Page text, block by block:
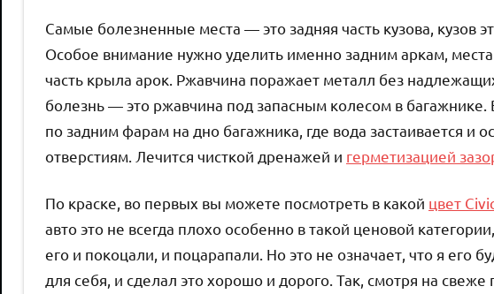
Самые болезненные места — это задняя часть кузова, кузов
Особое внимание нужно уделить именно задним аркам,
часть крыла арок. Ржавчина поражает металл без
болезнь — это ржавчина под запасным колесом в багажнике.
по задним фарам на дно багажника, где вода застаивается и
отверстиям. Лечится чисткой дренажей и герметизацией
По краске, во первых вы можете посмотреть в какой цвет
авто это не всегда плохо особенно в такой ценовой
его и покоцали, и поцарапали. Но это не означает, что я его
для себя, и сделал это хорошо и дорого. Так, смотря на